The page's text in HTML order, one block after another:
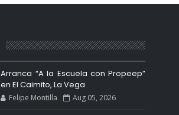
Arranca “A la Escuela con Propeep”
en El Caimito, La Vega
Felipe Montilla Aug 05, 2026